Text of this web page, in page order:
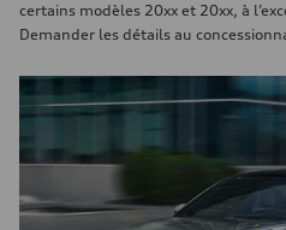
certains modèles 20xx et 20xx, à
Demander les détails au